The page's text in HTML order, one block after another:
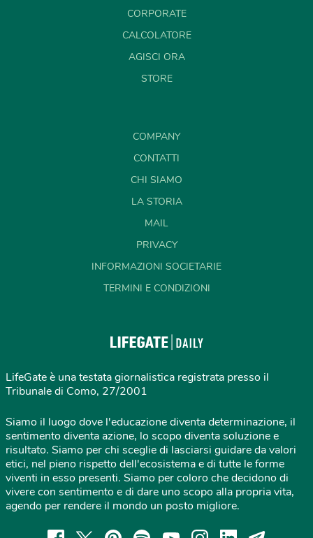
CORPORATE
CALCOLATORE
AGISCI ORA
STORE
COMPANY
CONTATTI
CHI SIAMO
LA STORIA
MAIL
PRIVACY
INFORMAZIONI SOCIETARIE
TERMINI E CONDIZIONI
LifeGate è una testata giornalistica registrata presso il
Tribunale di Como, 27/2001
Siamo il luogo dove l'educazione diventa determinazione, il
sentimento diventa azione, lo scopo diventa soluzione e
risultato. Siamo per chi sceglie di lasciarsi guidare da valori
etici, nel pieno rispetto dell'ecosistema e di tutte le forme
viventi in esso presenti. Siamo per coloro che decidono di
vivere con sentimento e di dare uno scopo alla propria vita,
agendo per rendere il mondo un posto migliore.